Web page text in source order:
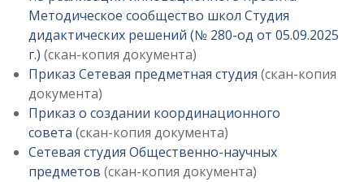
Методическое сообщество школ Студия
дидактических решений (№ 280-од от 05.09.2025
г.) (скан-копия документа)
Приказ Сетевая предметная студия (скан-копия
документа)
Приказ о создании координационного
совета (скан-копия документа)
Сетевая студия Общественно-научных
предметов (скан-копия документа)